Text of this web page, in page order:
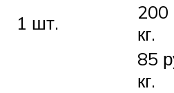
1 шт.
200
кг.
85
кг.